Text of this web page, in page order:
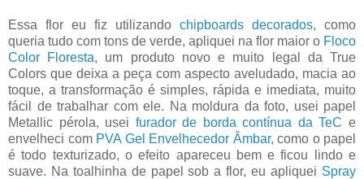
Essa flor eu fiz utilizando chipboards decorados, como
queria tudo com tons de verde, apliquei na flor maior o Floco
Color Floresta, um produto novo e muito legal da True
Colors que deixa a peça com aspecto aveludado, macia ao
toque, a transformação é simples, rápida e imediata, muito
fácil de trabalhar com ele. Na moldura da foto, usei papel
Metallic pérola, usei furador de borda contínua da TeC e
envelheci com PVA Gel Envelhecedor Âmbar, como o papel
é todo texturizado, o efeito apareceu bem e ficou lindo e
suave. Na toalhinha de papel sob a flor, eu apliquei Spray